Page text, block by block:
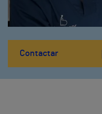
Contactar